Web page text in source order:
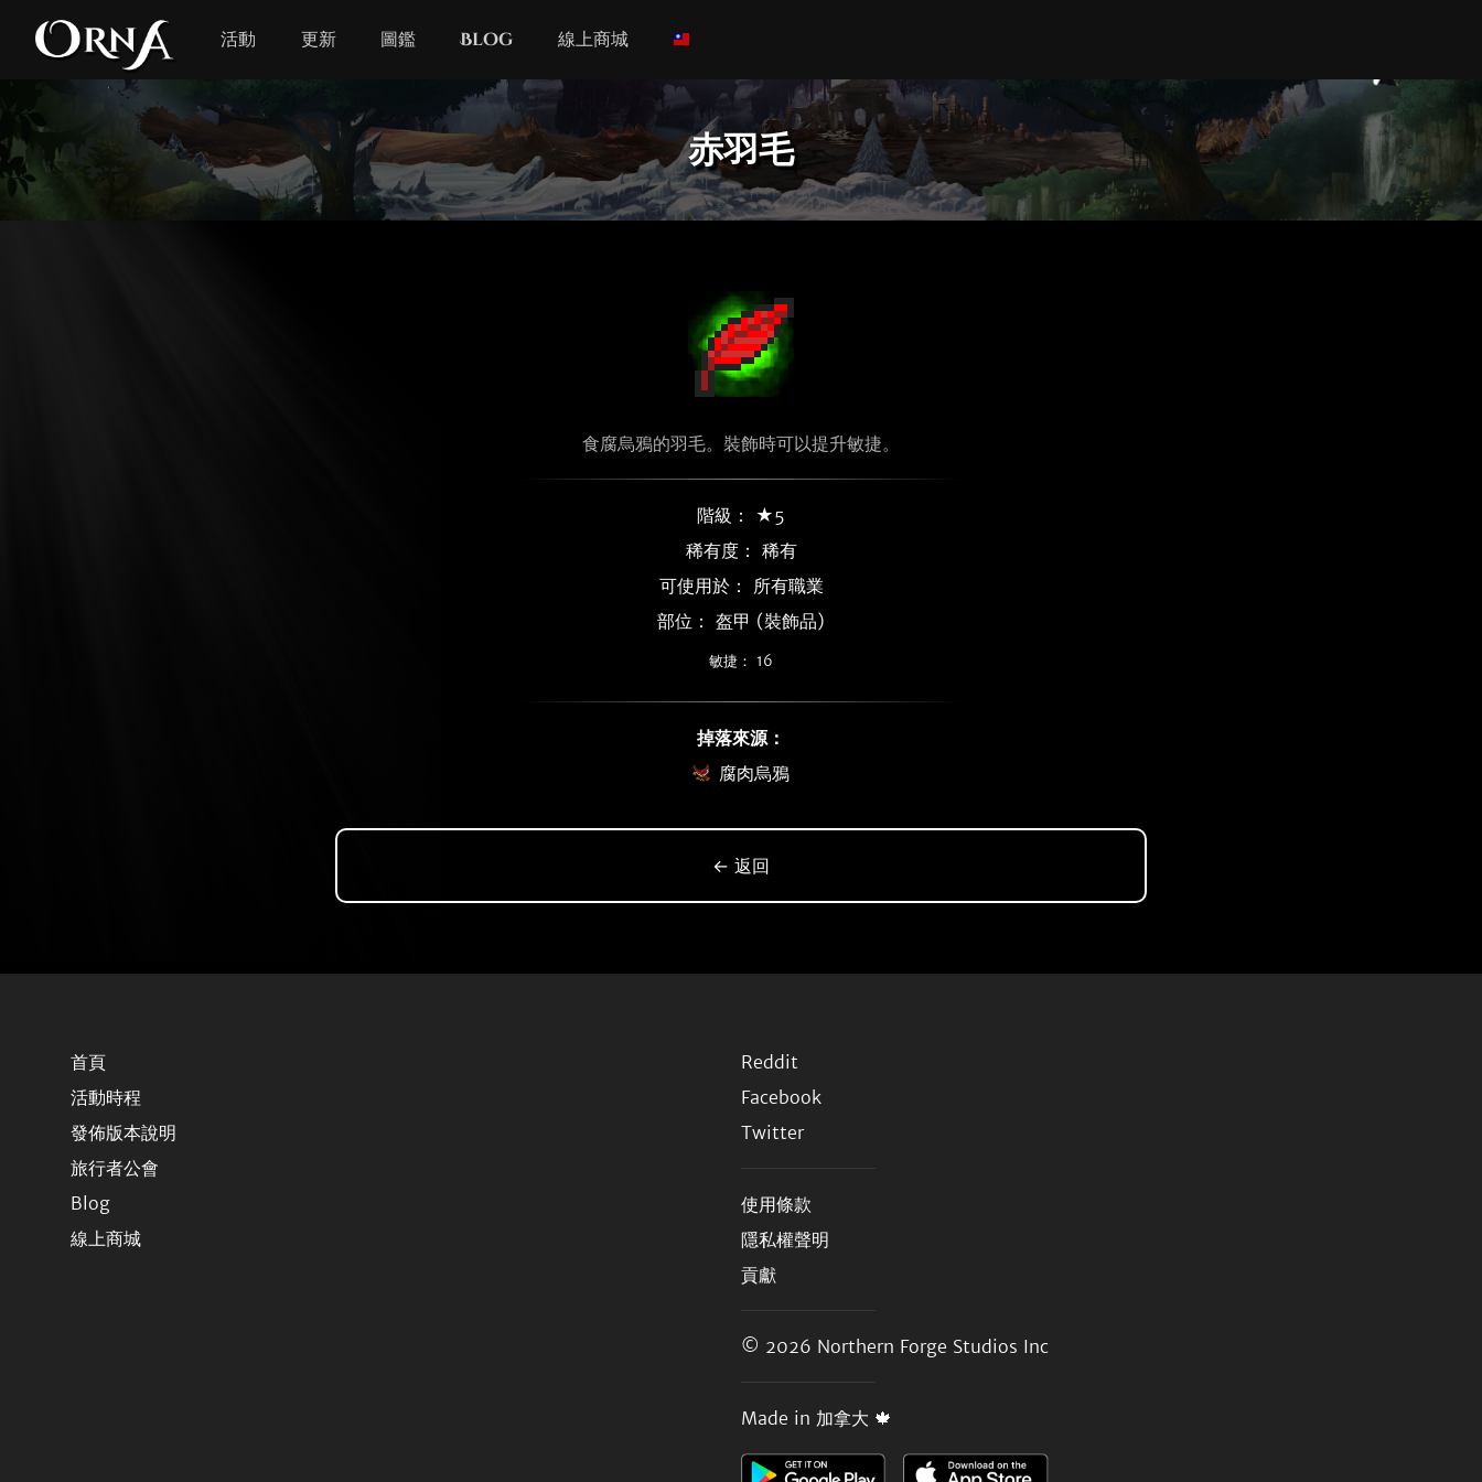
活動 更新 圖鑑 Blog 線上商城
赤羽毛
食腐烏鴉的羽毛。裝飾時可以提升敏捷。
階級： ★5
稀有度： 稀有
可使用於： 所有職業
部位： 盔甲 (裝飾品)
敏捷： 16
掉落來源：
腐肉烏鴉
← 返回
首頁
活動時程
發佈版本說明
旅行者公會
Blog
線上商城
Reddit
Facebook
Twitter
使用條款
隱私權聲明
貢獻
© 2026 Northern Forge Studios Inc
Made in 加拿大 🍁